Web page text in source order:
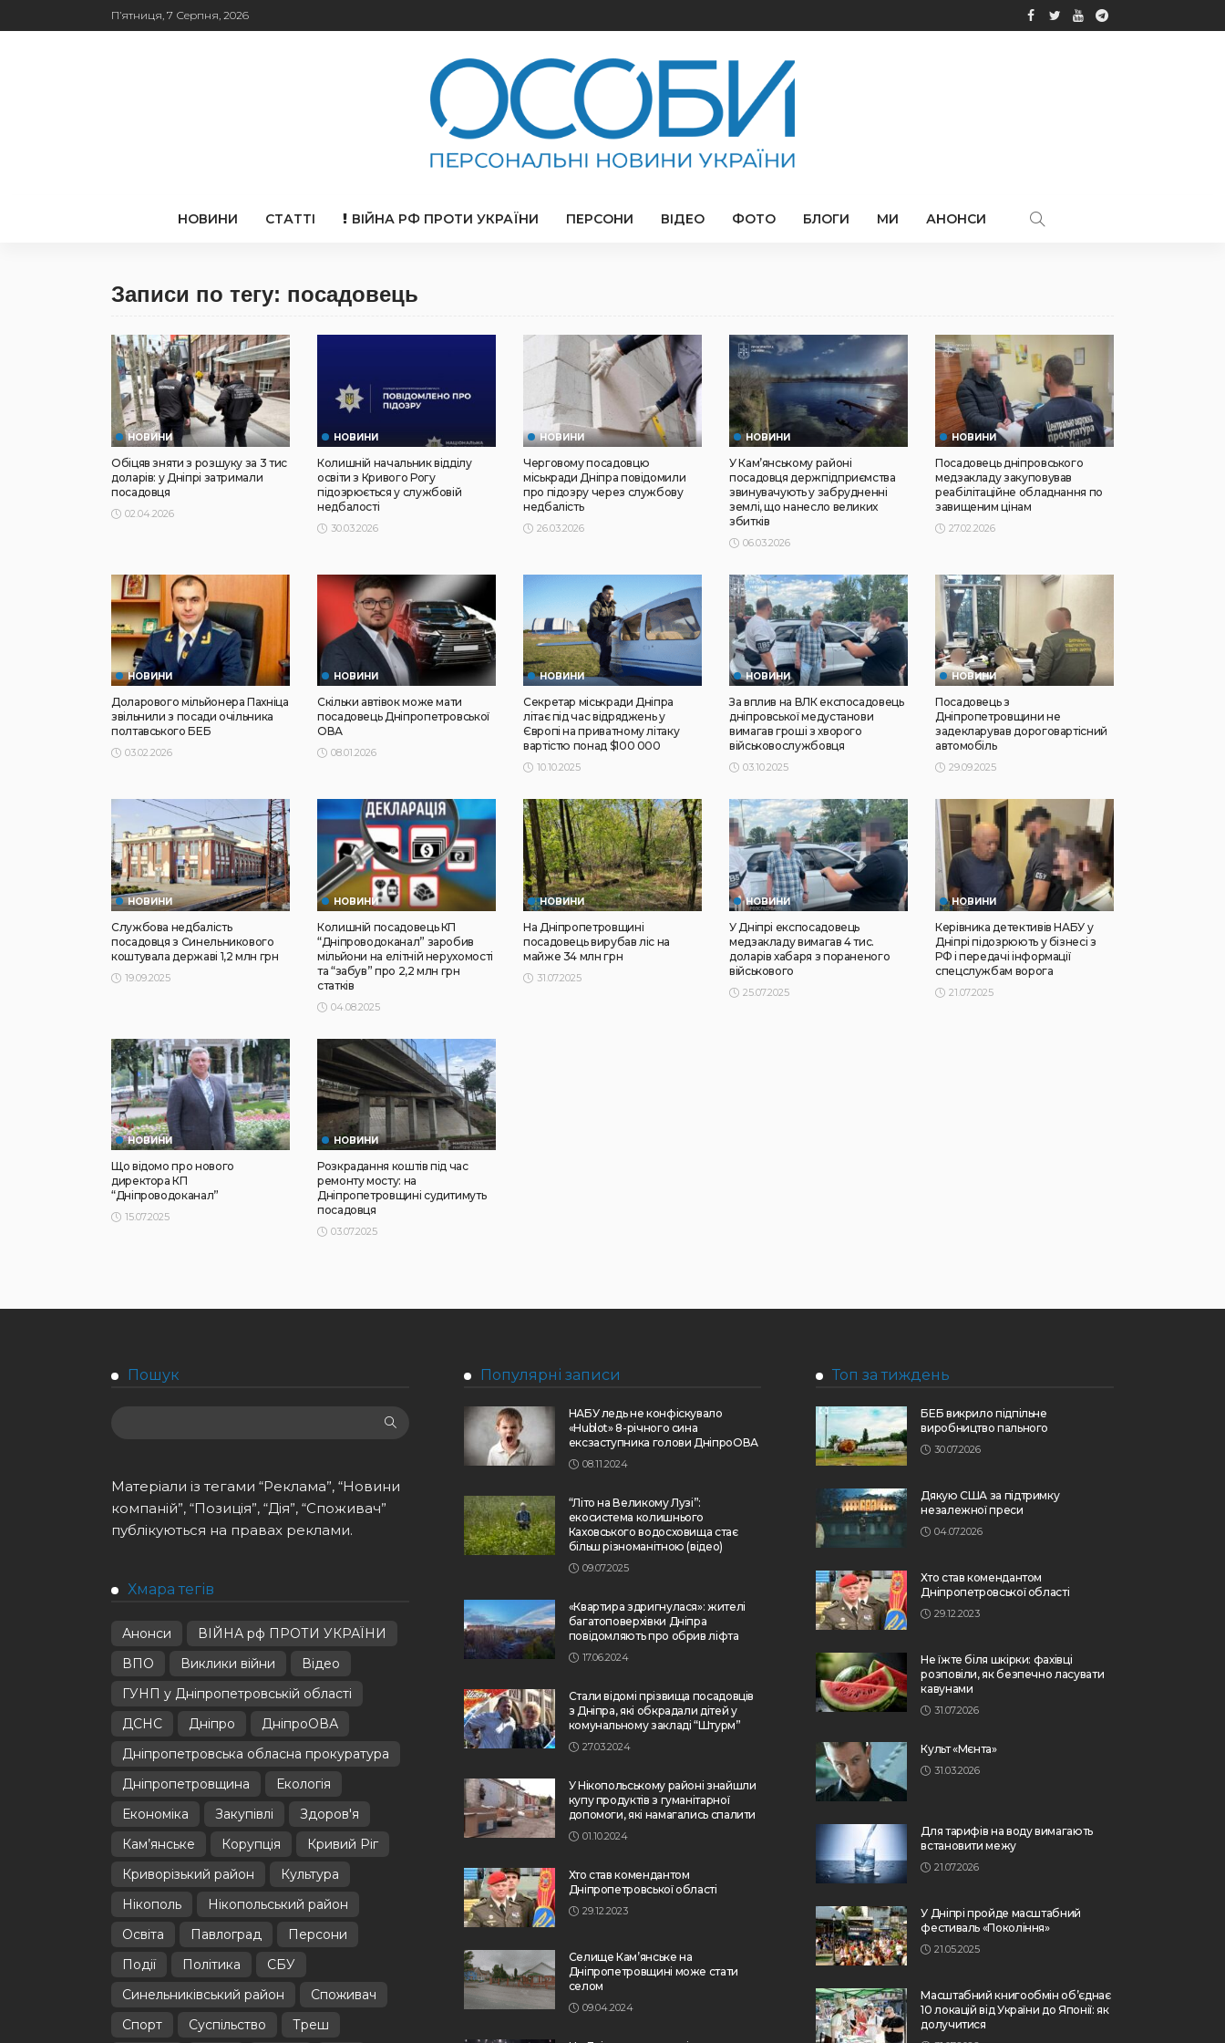
П’ятниця, 7 Серпня, 2026
НОВИНИ СТАТТІ ВІЙНА РФ ПРОТИ УКРАЇНИ ПЕРСОНИ ВІДЕО ФОТО БЛОГИ МИ АНОНСИ
Записи по тегу: посадовець
НОВИНИ
Обіцяв зняти з розшуку за 3 тис
доларів: у Дніпрі затримали
посадовця
02.04.2026
НОВИНИ
Колишній начальник відділу
освіти з Кривого Рогу
підозрюється у службовій
недбалості
30.03.2026
НОВИНИ
Черговому посадовцю
міськради Дніпра повідомили
про підозру через службову
недбалість
26.03.2026
НОВИНИ
У Кам’янському районі
посадовця держпідприємства
звинувачують у забрудненні
землі, що нанесло великих
збитків
06.03.2026
НОВИНИ
Посадовець дніпровського
медзакладу закуповував
реабілітаційне обладнання по
завищеним цінам
27.02.2026
НОВИНИ
Доларового мільйонера Пахніца
звільнили з посади очільника
полтавського БЕБ
03.02.2026
НОВИНИ
Скільки автівок може мати
посадовець Дніпропетровської
ОВА
08.01.2026
НОВИНИ
Секретар міськради Дніпра
літає під час відряджень у
Європі на приватному літаку
вартістю понад $100 000
10.10.2025
НОВИНИ
За вплив на ВЛК експосадовець
дніпровської медустанови
вимагав гроші з хворого
військовослужбовця
03.10.2025
НОВИНИ
Посадовець з
Дніпропетровщини не
задекларував дороговартісний
автомобіль
29.09.2025
НОВИНИ
Службова недбалість
посадовця з Синельникового
коштувала державі 1,2 млн грн
19.09.2025
НОВИНИ
Колишній посадовець КП
“Дніпроводоканал” заробив
мільйони на елітній нерухомості
та “забув” про 2,2 млн грн
статків
04.08.2025
НОВИНИ
На Дніпропетровщині
посадовець вирубав ліс на
майже 34 млн грн
31.07.2025
НОВИНИ
У Дніпрі експосадовець
медзакладу вимагав 4 тис.
доларів хабаря з пораненого
військового
25.07.2025
НОВИНИ
Керівника детективів НАБУ у
Дніпрі підозрюють у бізнесі з
РФ і передачі інформації
спецслужбам ворога
21.07.2025
НОВИНИ
Що відомо про нового
директора КП
“Дніпроводоканал”
15.07.2025
НОВИНИ
Розкрадання коштів під час
ремонту мосту: на
Дніпропетровщині судитимуть
посадовця
03.07.2025
Пошук
Матеріали із тегами “Реклама”, “Новини
компаній”, “Позиція”, “Дія”, “Споживач”
публікуються на правах реклами.
Хмара тегів
Анонси
ВІЙНА рф ПРОТИ УКРАЇНИ
ВПО
Виклики війни
Відео
ГУНП у Дніпропетровській області
ДСНС
Дніпро
ДніпроОВА
Дніпропетровська обласна прокуратура
Дніпропетровщина
Екологія
Економіка
Закупівлі
Здоров'я
Кам’янське
Корупція
Кривий Ріг
Криворізький район
Культура
Нікополь
Нікопольський район
Освіта
Павлоград
Персони
Події
Політика
СБУ
Синельниківський район
Споживач
Спорт
Суспільство Треш
Популярні записи
НАБУ ледь не конфіскувало
«Hublot» 8-річного сина
ексзаступника голови ДніпроОВА
08.11.2024
“Літо на Великому Лузі”:
екосистема колишнього
Каховського водосховища стає
більш різноманітною (відео)
09.07.2025
«Квартира здригнулася»: жителі
багатоповерхівки Дніпра
повідомляють про обрив ліфта
17.06.2024
Стали відомі прізвища посадовців
з Дніпра, які обкрадали дітей у
комунальному закладі “Штурм”
27.03.2024
У Нікопольському районі знайшли
купу продуктів з гуманітарної
допомоги, які намагались спалити
01.10.2024
Хто став комендантом
Дніпропетровської області
29.12.2023
Селище Кам’янське на
Дніпропетровщині може стати
селом
09.04.2024
Топ за тиждень
БЕБ викрило підпільне
виробництво пального
30.07.2026
Дякую США за підтримку
незалежної преси
04.07.2026
Хто став комендантом
Дніпропетровської області
29.12.2023
Не їжте біля шкірки: фахівці
розповіли, як безпечно ласувати
кавунами
31.07.2026
Культ «Мєнта»
31.03.2026
Для тарифів на воду вимагають
встановити межу
21.07.2026
У Дніпрі пройде масштабний
фестиваль «Покоління»
21.05.2025
Масштабний книгообмін об’єднає
10 локацій від України до Японії: як
долучитися